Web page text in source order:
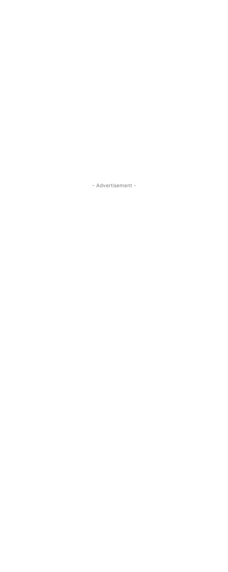
- Advertisement -